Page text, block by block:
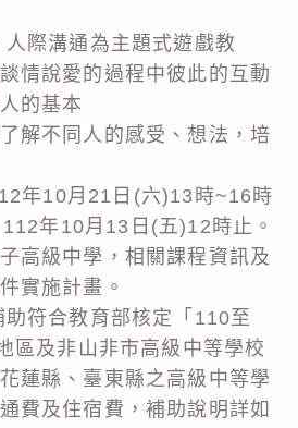
際溝通為主題式遊戲教
情說愛的過程中彼此的互動
的基本
解不同人的感受、想法，培
年10月21日(六)13時~16時
年10月13日(五)12時止。
高級中學，相關課程資訊及
實施計畫。
符合教育部核定「110至
區及非山非市高級中等學校
蓮縣、臺東縣之高級中等學
費及住宿費，補助說明詳如